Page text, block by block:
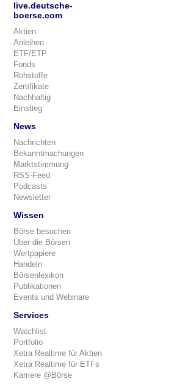
live.deutsche-
boerse.com
Aktien
Anleihen
ETF/ETP
Fonds
Rohstoffe
Zertifikate
Nachhaltig
Einstieg
News
Nachrichten
Bekanntmachungen
Marktstimmung
RSS-Feed
Podcasts
Newsletter
Wissen
Börse besuchen
Über die Börsen
Wertpapiere
Handeln
Börsenlexikon
Publikationen
Events und Webinare
Services
Watchlist
Portfolio
Xetra Realtime für Aktien
Xetra Realtime für ETFs
Karriere @Börse